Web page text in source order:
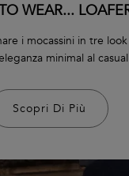
WEAR...
i mocassini in tre
minimal al
Scopri Di Più